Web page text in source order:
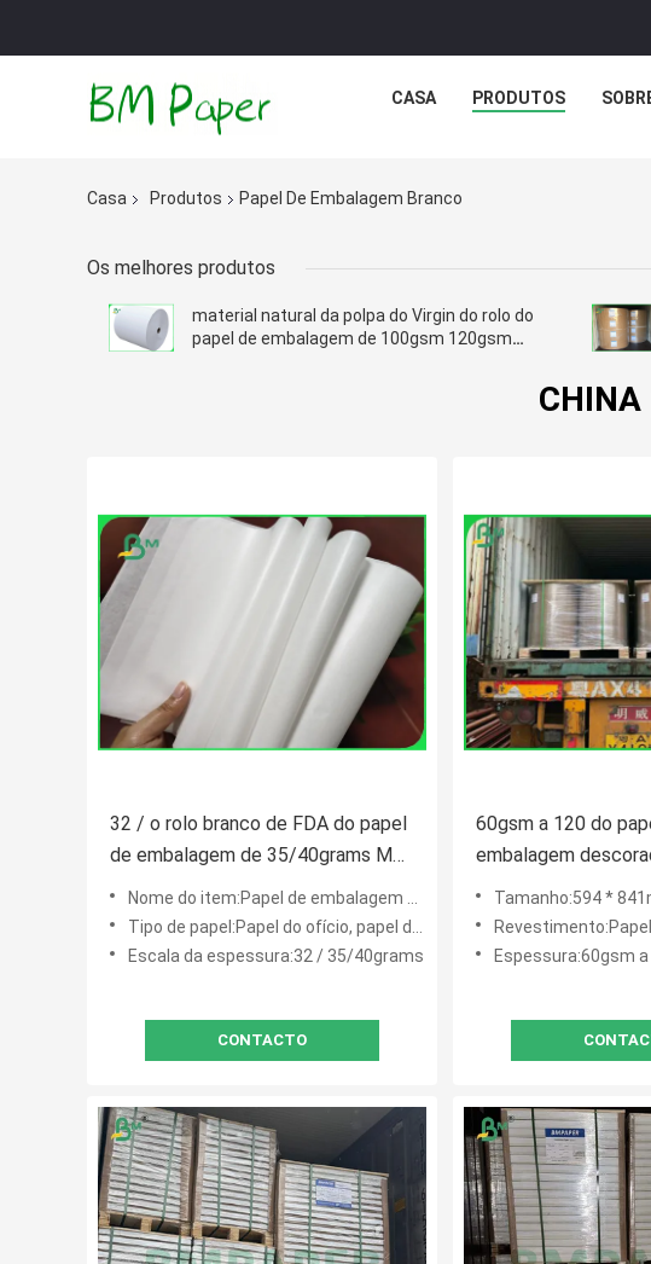
CASA PRODUTOS
Casa Produtos Papel De Embalagem Branco
Os melhores produtos
material natural da polpa do Virgin do rolo do
papel de embalagem de 100gsm 120gsm
32 / o rolo branco de FDA do papel
de embalagem de 35/40grams MG
Que empacota para embalar lasca-
se
Nome do item:Papel de embalagem branco de MG
Tipo de papel:Papel do ofício, papel do produto comestível
Escala da espessura:32 / 35/40grams
CONTACTO
60gsm a 120 do
embalagem
dura gramas de rolo
revestimento para
mantimento
Tamanho:594 * 841mm,
Revestimento:Papel
Espessura:60gsm